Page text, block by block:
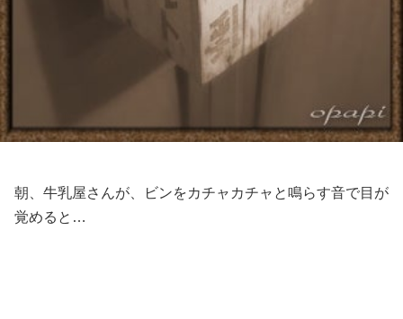
朝、牛乳屋さんが、ビンをカチャカチャと鳴らす音で目が
覚めると…